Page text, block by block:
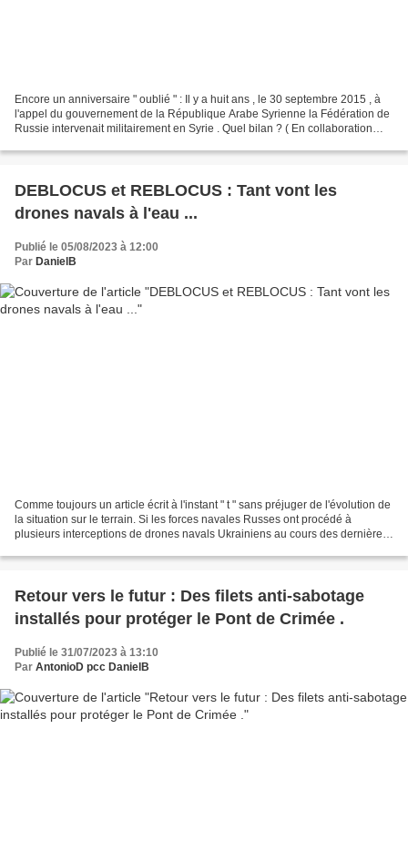
Encore un anniversaire " oublié " : Il y a huit ans , le 30 septembre 2015 , à
l'appel du gouvernement de la République Arabe Syrienne la Fédération de
Russie intervenait militairement en Syrie . Quel bilan ? ( En collaboration
DEBLOCUS et REBLOCUS : Tant vont les
drones navals à l'eau ...
Publié le 05/08/2023 à 12:00
Par DanielB
Comme toujours un article écrit à l'instant " t " sans préjuger de l'évolution de
la situation sur le terrain. Si les forces navales Russes ont procédé à
plusieurs interceptions de drones navals Ukrainiens au cours des dernières
Retour vers le futur : Des filets anti-sabotage
installés pour protéger le Pont de Crimée .
Publié le 31/07/2023 à 13:10
Par AntonioD pcc DanielB